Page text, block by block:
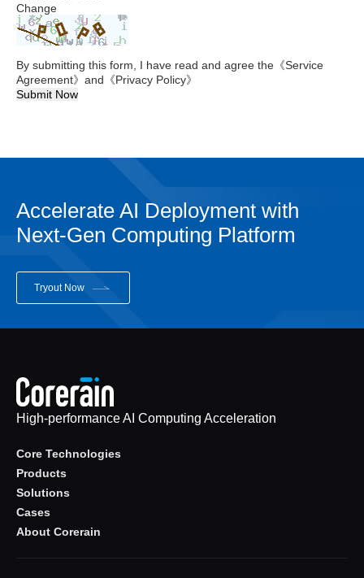
Change
By submitting this form, I have read and agree the 《Service
Agreement》 and 《Privacy Policy》
Submit Now
Accelerate AI Deployment with
Next-Gen Computing Platform
Tryout Now
High-performance AI Computing Acceleration
Core Technologies
Products
Solutions
Cases
About Corerain